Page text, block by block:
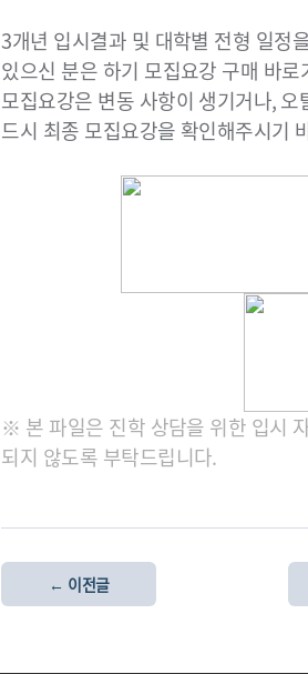
3개년 입시결과 및 대학별 전형 일정
있으신 분은 하기 모집요강 구매 바
모집요강은 변동 사항이 생기거나,오
드시 최종 모집요강을 확인해주시기
※ 본 파일은 진학 상담을 위한 입시
되지 않도록 부탁드립니다.
← 이전글